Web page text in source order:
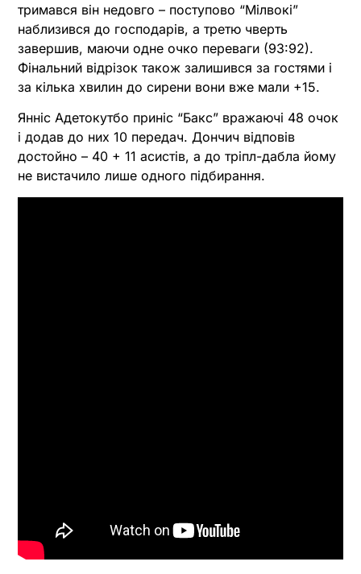
тримався він недовго – поступово “Мілвокі”
наблизився до господарів, а третю чверть
завершив, маючи одне очко переваги (93:92).
Фінальний відрізок також залишився за гостями і
за кілька хвилин до сирени вони вже мали +15.
Янніс Адетокутбо приніс “Бакс” вражаючі 48 очок
і додав до них 10 передач. Дончич відповів
достойно – 40 + 11 асистів, а до тріпл-дабла йому
не вистачило лише одного підбирання.